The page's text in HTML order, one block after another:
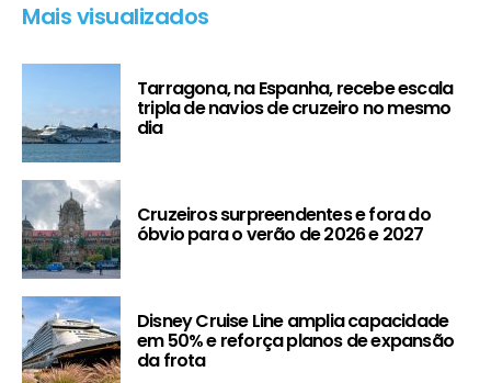
Mais visualizados
Tarragona, na Espanha, recebe escala
tripla de navios de cruzeiro no mesmo
dia
Cruzeiros surpreendentes e fora do
óbvio para o verão de 2026 e 2027
Disney Cruise Line amplia capacidade
em 50% e reforça planos de expansão
da frota